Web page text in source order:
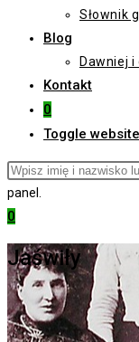
Słownik
Blog
Dawniej i
Kontakt
0
Toggle
panel.
0
Jaświły